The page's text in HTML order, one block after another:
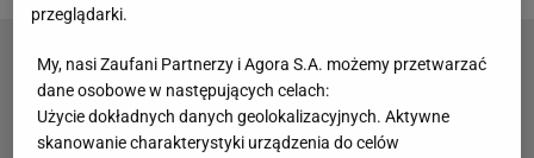
Stało się o 19:48! Pogoń ogłosiła wielki
transfer mistrza świata
przeglądarki.
My, nasi Zaufani Partnerzy i Agora S.A. możemy przetwarzać
dane osobowe w następujących celach:
Użycie dokładnych danych geolokalizacyjnych. Aktywne
skanowanie charakterystyki urządzenia do celów